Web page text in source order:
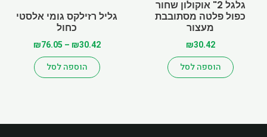
גלגל 2" אוקולון שחור
כפול פלטה מסתובבת
מעצור
₪30.42
הוספה לסל
גליל רזילקס גומי אלסטי
כחול
₪30.42
–
₪76.05
הוספה לסל
המוצר